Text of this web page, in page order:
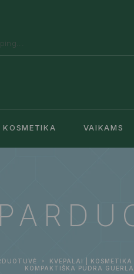
KOSMETIKA VAIKAMS
KVEPALAI | KOSMETIKA
KOMPAKTIŠKA PUDRA